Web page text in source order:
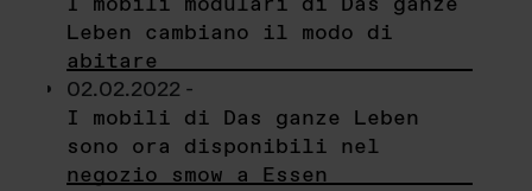
Leben cambiano il modo di
abitare
02.02.2022 -
I mobili di Das ganze Leben
sono ora disponibili nel
negozio smow a Essen